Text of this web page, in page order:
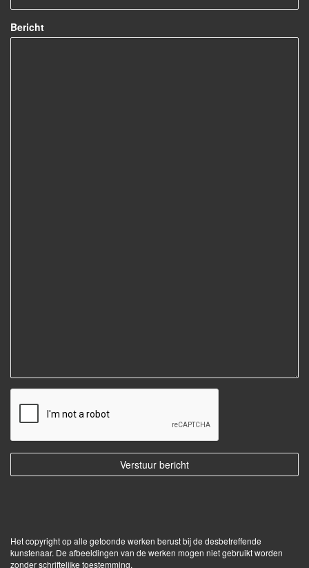
Bericht
Het copyright op alle getoonde werken berust bij de desbetreffende
kunstenaar. De afbeeldingen van de werken mogen niet gebruikt worden
zonder schriftelijke toestemming.